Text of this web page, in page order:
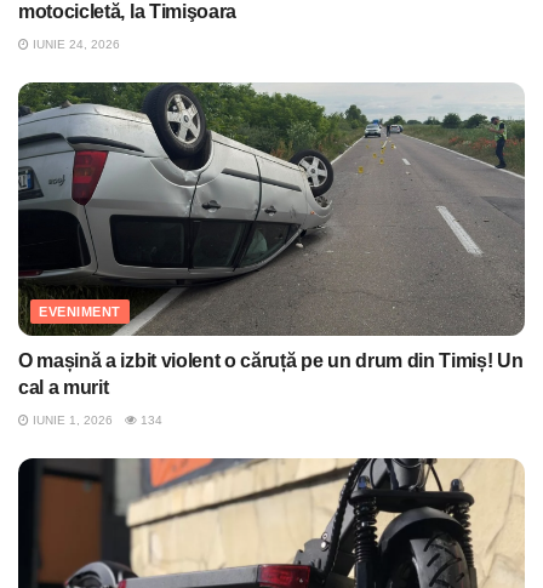
motocicletă, la Timişoara
IUNIE 24, 2026
EVENIMENT
O mașină a izbit violent o căruță pe un drum din Timiș! Un
cal a murit
IUNIE 1, 2026 134